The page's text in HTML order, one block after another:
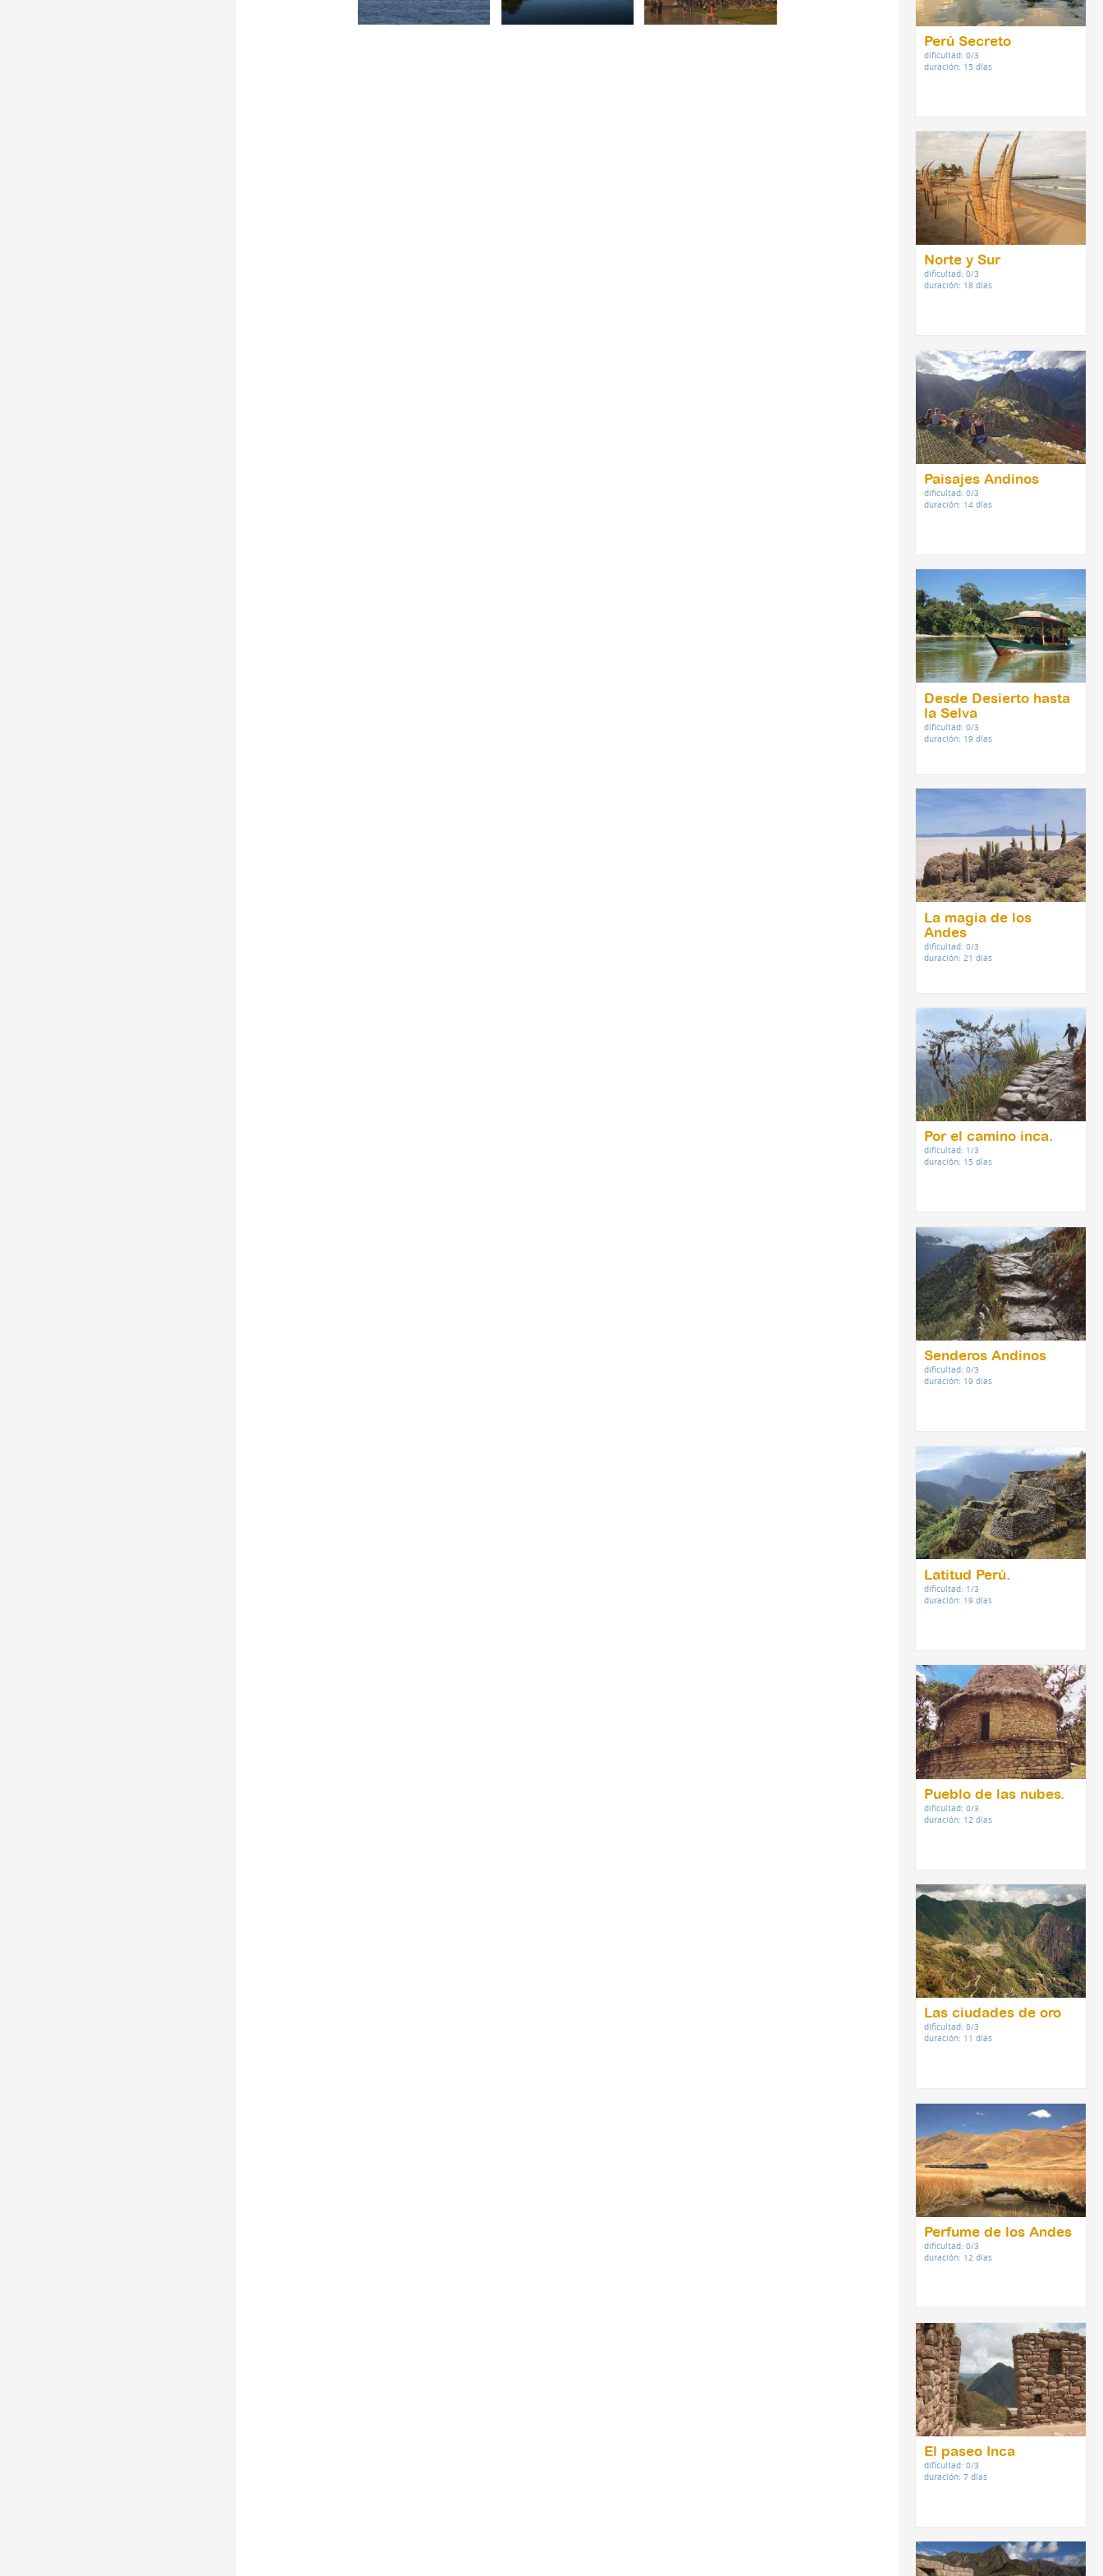
Perú Secreto
dificultad: 0/3
duración: 15 días
Norte y Sur
dificultad: 0/3
duración: 18 días
Paisajes Andinos
dificultad: 0/3
duración: 14 días
Desde Desierto hasta
la Selva
dificultad: 0/3
duración: 19 días
La magia de los
Andes
dificultad: 0/3
duración: 21 días
Por el camino inca.
dificultad: 1/3
duración: 15 días
Senderos Andinos
dificultad: 0/3
duración: 19 días
Latitud Perú.
dificultad: 1/3
duración: 19 días
Pueblo de las nubes.
dificultad: 0/3
duración: 12 días
Las ciudades de oro
dificultad: 0/3
duración: 11 días
Perfume de los Andes
dificultad: 0/3
duración: 12 días
El paseo Inca
dificultad: 0/3
duración: 7 días